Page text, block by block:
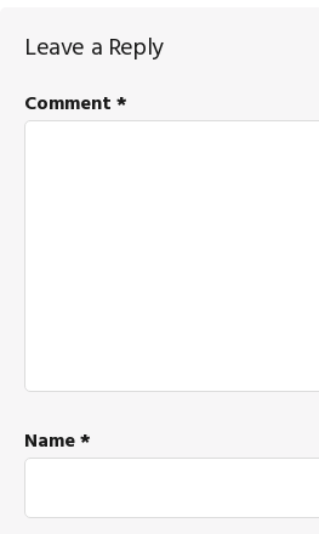
Reader
Interactions
Leave a Reply
Comment*
Name*